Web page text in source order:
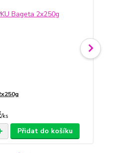
/ks
Přidat do košíku